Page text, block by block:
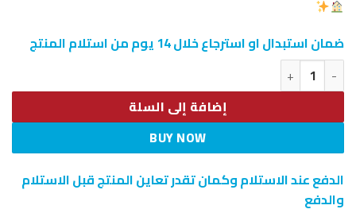
ضمان استبدال او استرجاع خلال 14 يوم من استلام المنتج
كمية مدلك القدمين الديجيتال
إضافة إلى السلة
BUY NOW
الدفع عند الاستلام وكمان تقدر تعاين المنتج قبل الاستلام
والدفع